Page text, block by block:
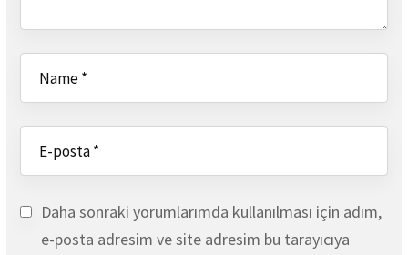
Daha sonraki yorumlarımda kullanılması için adım,
e-posta adresim ve site adresim bu tarayıcıya